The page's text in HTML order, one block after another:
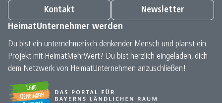
Kontakt
Newsletter
HeimatUnternehmer werden
Du bist ein unternehmerisch denkender Mensch und planst ein
Projekt mit HeimatMehrWert? Du bist herzlich eingeladen, dich
dem Netzwerk von HeimatUnternehmen anzuschließen!